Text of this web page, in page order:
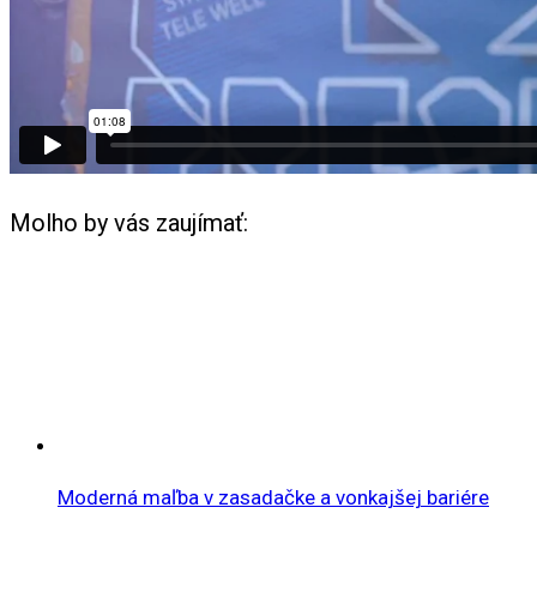
Molho by vás zaujímať:
Moderná maľba v zasadačke a vonkajšej bariére